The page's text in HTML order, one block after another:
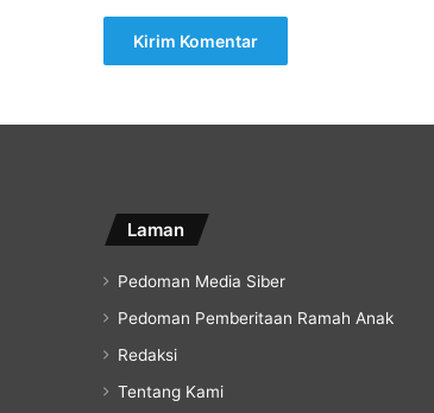
Laman
Pedoman Media Siber
Pedoman Pemberitaan Ramah Anak
Redaksi
Tentang Kami